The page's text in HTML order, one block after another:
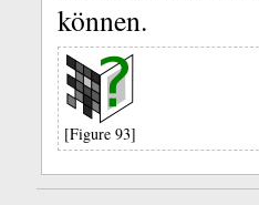
können.
[Figure 93]